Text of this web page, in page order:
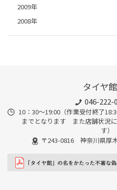
2009年
2008年
タイヤ
046-222-
10：30～19:00（作業受付終了
までとなります また店舗状況
す）
〒243-0816 神奈川県厚